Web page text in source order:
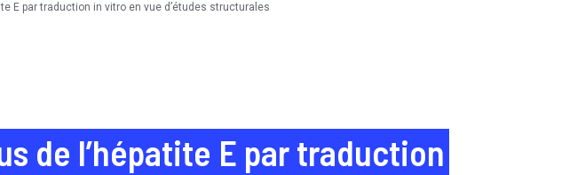
E par traduction in vitro en vue d’études structurales
de l’hépatite E par traduction